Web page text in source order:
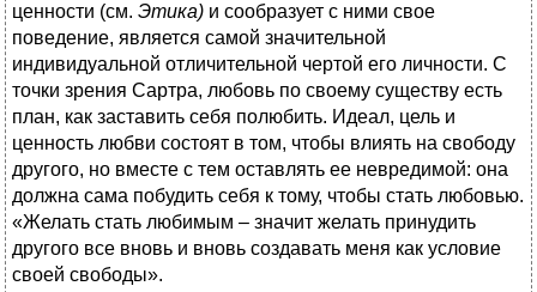
ценности (см. Этика) и сообразует с ними свое
поведение, является самой значительной
индивидуальной отличительной чертой его личности. С
точки зрения Сартра, любовь по своему существу есть
план, как заставить себя полюбить. Идеал, цель и
ценность любви состоят в том, чтобы влиять на свободу
другого, но вместе с тем оставлять ее невредимой: она
должна сама побудить себя к тому, чтобы стать любовью.
«Желать стать любимым – значит желать принудить
другого все вновь и вновь создавать меня как условие
своей свободы».